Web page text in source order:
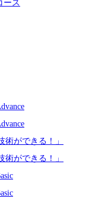
ース
ができる！」
ができる！」